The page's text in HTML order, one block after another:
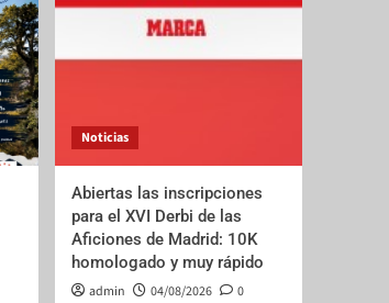
Noticias
Abiertas las inscripciones
para el XVI Derbi de las
Aficiones de Madrid: 10K
homologado y muy rápido
admin 04/08/2026 0